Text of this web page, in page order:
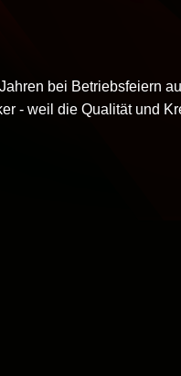
bei Betriebsfeiern
- weil die Qualität und